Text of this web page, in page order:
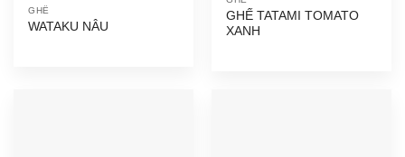
GHẾ
WATAKU NÂU
GHẾ TATAMI TOMATO
XANH